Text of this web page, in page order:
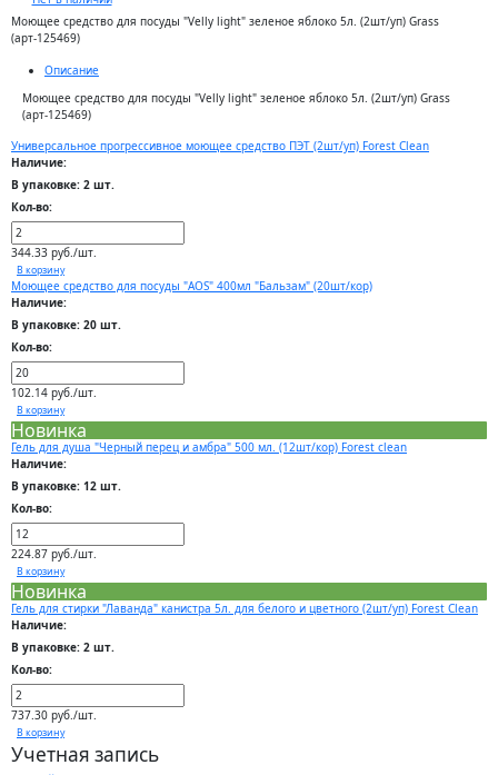
Моющее средство для посуды "Velly light" зеленое яблоко 5л. (2шт/уп) Grass
(арт-125469)
Описание
Моющее средство для посуды "Velly light" зеленое яблоко 5л. (2шт/уп) Grass
(арт-125469)
Универсальное прогрессивное моющее средство ПЭТ (2шт/уп) Forest Clean
Наличие:
В упаковке: 2 шт.
Кол-во:
344.33 руб./шт.
В корзину
Моющее средство для посуды "AOS" 400мл "Бальзам" (20шт/кор)
Наличие:
В упаковке: 20 шт.
Кол-во:
102.14 руб./шт.
В корзину
Новинка
Гель для душа "Черный перец и амбра" 500 мл. (12шт/кор) Forest clean
Наличие:
В упаковке: 12 шт.
Кол-во:
224.87 руб./шт.
В корзину
Новинка
Гель для стирки "Лаванда" канистра 5л. для белого и цветного (2шт/уп) Forest Clean
Наличие:
В упаковке: 2 шт.
Кол-во:
737.30 руб./шт.
В корзину
Учетная запись